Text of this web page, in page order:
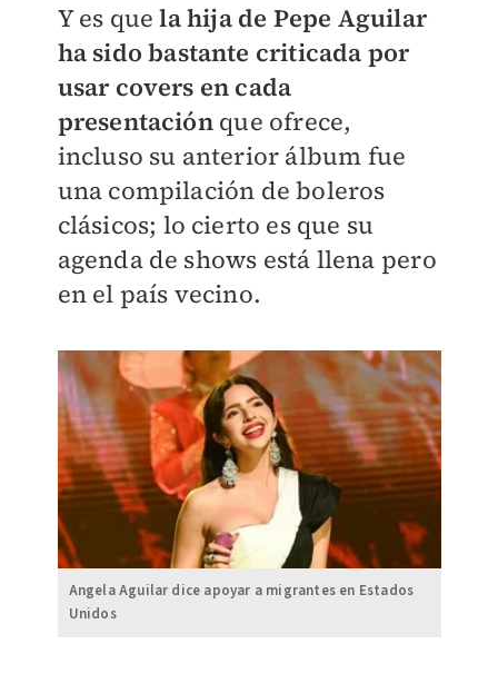
Y es quela hija de Pepe Aguilar
ha sido bastante criticada por
usar covers en cada
presentaciónque ofrece,
incluso su anterior álbum fue
una compilación de boleros
clásicos; lo cierto es que su
agenda de shows está llena pero
en el país vecino.
Angela Aguilar dice apoyar a migrantes en Estados
Unidos